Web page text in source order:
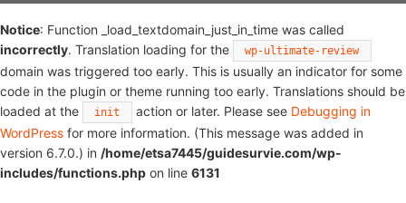
Notice: Function _load_textdomain_just_in_time was called
incorrectly. Translation loading for the wp-ultimate-review
domain was triggered too early. This is usually an indicator for some
code in the plugin or theme running too early. Translations should be
loaded at the
init action or later. Please see Debugging in
WordPress for more information. (This message was added in
version 6.7.0.) in /home/etsa7445/guidesurvie.com/wp-
includes/functions.php on line 6131